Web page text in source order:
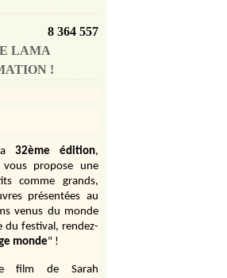
8 364 557
LAMA
!
32ème édition,
vous propose une
comme grands,
présentées au
venus du monde
du festival, rendez-
monde" !
film de Sarah